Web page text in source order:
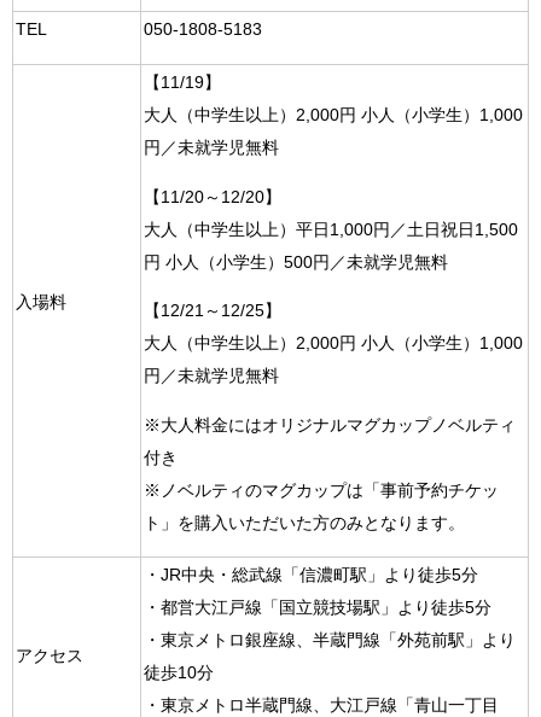
TEL 050-1808-5183
入場料
【11/19】
大人（中学生以上）2,000円 小人（小学生）1,000
円／未就学児無料
【11/20～12/20】
大人（中学生以上）平日1,000円／土日祝日1,500
円 小人（小学生）500円／未就学児無料
【12/21～12/25】
大人（中学生以上）2,000円 小人（小学生）1,000
円／未就学児無料
※大人料金にはオリジナルマグカップノベルティ
付き
※ノベルティのマグカップは「事前予約チケッ
ト」を購入いただいた方のみとなります。
アクセス
・JR中央・総武線「信濃町駅」より徒歩5分
・都営大江戸線「国立競技場駅」より徒歩5分
・東京メトロ銀座線、半蔵門線「外苑前駅」より
徒歩10分
・東京メトロ半蔵門線、大江戸線「青山一丁目